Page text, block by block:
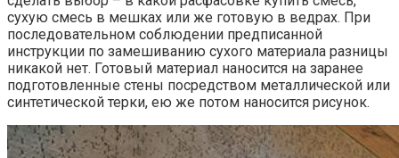
сухую смесь в мешках или же готовую в ведрах. При
последовательном соблюдении предписанной
инструкции по замешиванию сухого материала разницы
никакой нет. Готовый материал наносится на заранее
подготовленные стены посредством металлической или
синтетической терки, ею же потом наносится рисунок.